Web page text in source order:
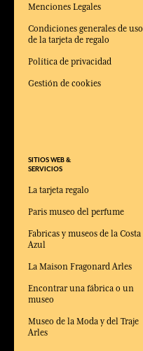
Menciones Legales
Condiciones generales de uso
de la tarjeta de regalo
Política de privacidad
Gestión de cookies
SITIOS WEB &
SERVICIOS
La tarjeta regalo
Paris museo del perfume
Fabricas y museos de la Costa
Azul
La Maison Fragonard Arles
Encontrar una fábrica o un
museo
Museo de la Moda y del Traje
Arles